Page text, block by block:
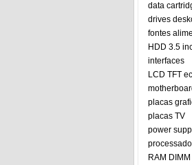
data
drives
fontes
HDD 3.5
interfaces
LCD TFT
placas
placas TV
power
RAM